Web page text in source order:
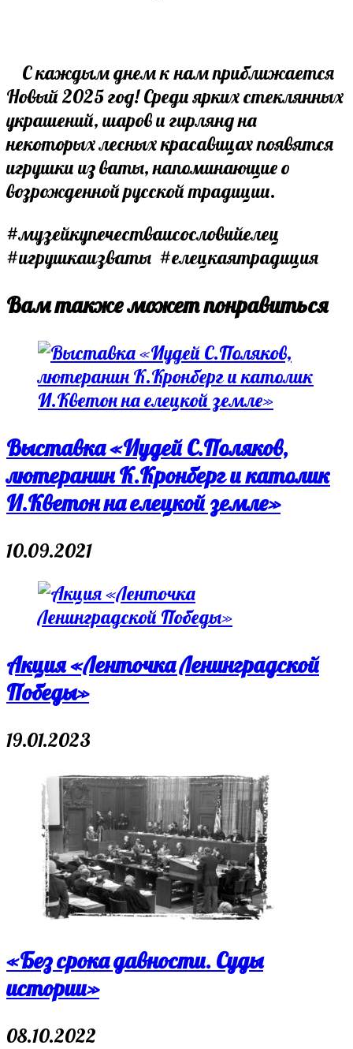
С каждым днем к нам приближается
Новый 2025 год! Среди ярких стеклянных
украшений, шаров и гирлянд на
некоторых лесных красавицах появятся
игрушки из ваты, напоминающие о
возрожденной русской традиции.
#музейкупечестваисословийелец
#игрушкаизваты #елецкаятрадиция
Вам также может понравиться
Выставка «Иудей С.Поляков,
лютеранин К.Кронберг и католик
И.Кветон на елецкой земле»
10.09.2021
Акция «Ленточка Ленинградской
Победы»
19.01.2023
«Без срока давности. Суды
истории»
08.10.2022